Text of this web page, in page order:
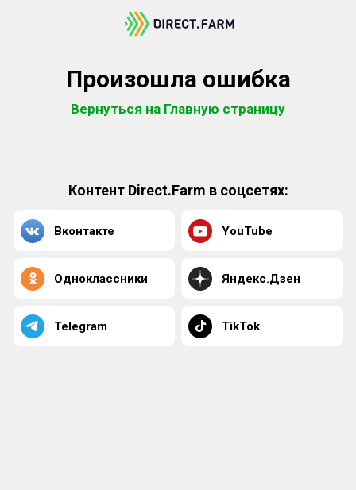
Произошла ошибка
Вернуться на Главную страницу
Контент Direct.Farm в соцсетях:
Вконтакте YouTube
Одноклассники Яндекс.Дзен
Telegram TikTok